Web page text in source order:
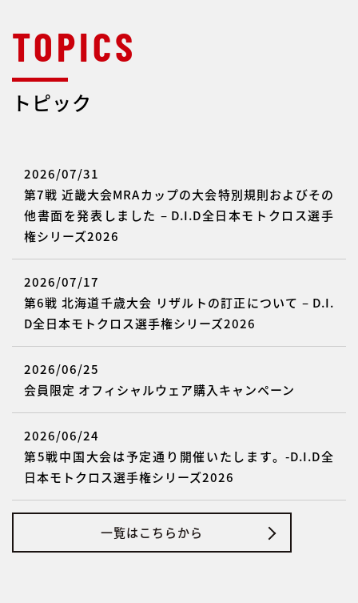
トピック
2026/07/31
第7戦 近畿大会MRAカップの大会特別規則およびその
他書面を発表しました – D.I.D全日本モトクロス選手
権シリーズ2026
2026/07/17
第6戦 北海道千歳大会 リザルトの訂正について – D.I.
D全日本モトクロス選手権シリーズ2026
2026/06/25
会員限定 オフィシャルウェア購入キャンペーン
2026/06/24
第5戦中国大会は予定通り開催いたします。-D.I.D全
日本モトクロス選手権シリーズ2026
一覧はこちらから